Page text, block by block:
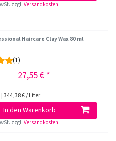
zzgl.Versandkosten
Haircare Clay Wax 80 ml
(1)
27,55 € *
| 344,38 € / Liter
In den Warenkorb
zzgl.Versandkosten